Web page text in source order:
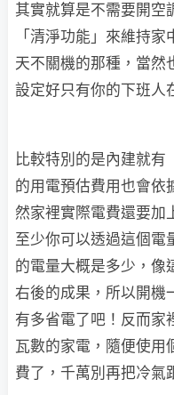
其實就算是不需要開空
「清淨功能」來維持
天不關機的那種，當然
設定好只有你的下班人
比較特別的是內建就有
的用電預估費用也會依
然家裡實際電費還要加
至少你可以透過這個電
的電量大概是多少，像
右後的成果，所以開機
有多省電了吧！反而家
瓦數的家電，隨便使用
費了，千萬別再把冷氣